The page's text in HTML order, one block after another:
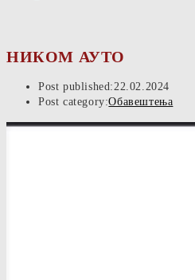
НИКОМ АУТО
Post published:22.02.2024
Post category:Обавештења